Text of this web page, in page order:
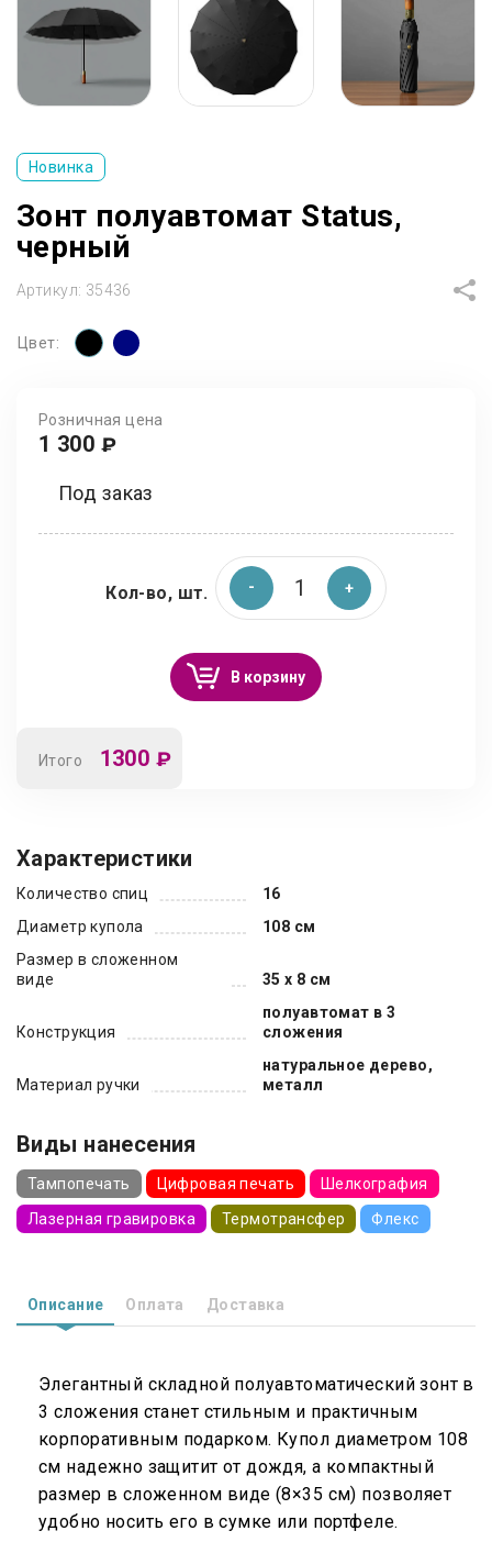
Новинка
Зонт полуавтомат Status,
черный
Артикул: 35436
Цвет:
Розничная цена
1 300 ₽
Под заказ
Кол-во, шт.
В корзину
Итого 1300 ₽
Характеристики
Количество спиц
16
Диаметр купола
108 см
Размер в сложенном
виде
35 х 8 см
Конструкция
полуавтомат в 3
сложения
Материал ручки
натуральное дерево,
металл
Виды нанесения
Тампопечать Цифровая печать
Шелкография
Лазерная гравировка
Термотрансфер Флекс
Описание Оплата Доставка
Элегантный складной полуавтоматический зонт в
3 сложения станет стильным и практичным
корпоративным подарком. Купол диаметром 108
см надежно защитит от дождя, а компактный
размер в сложенном виде (8×35 см) позволяет
удобно носить его в сумке или портфеле.